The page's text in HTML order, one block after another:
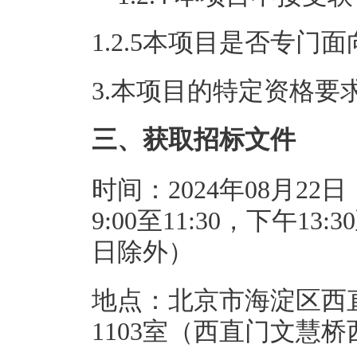
1.2.5本项目是否专门
3.本项目的特定资格要
三、获取招标文件
时间：2024年08月22
9:00至11:30，下午
日除外）
地点：北京市海淀区西
1103室（西直门文慧桥